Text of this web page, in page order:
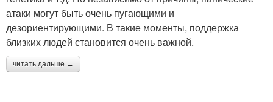
атаки могут быть очень пугающими и
дезориентирующими. В такие моменты, поддержка
близких людей становится очень важной.
читать дальше →